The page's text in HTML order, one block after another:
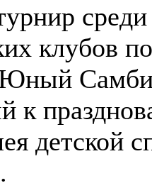
клубов
к
детской